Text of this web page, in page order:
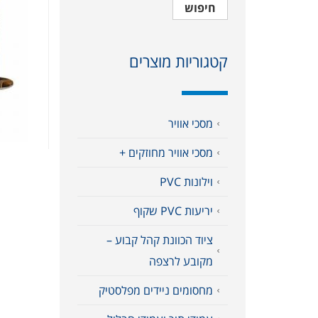
חיפוש
קטגוריות מוצרים
מסכי אוויר
מסכי אוויר מחוזקים +
וילונות PVC
יריעות PVC שקוף
ציוד הכוונת קהל קבוע –
מקובע לרצפה
מחסומים ניידים מפלסטיק